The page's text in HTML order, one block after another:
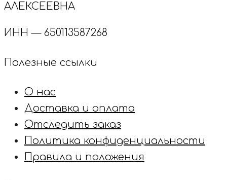
АЛЕКСЕЕВНА
ИНН — 650113587268
Полезные ссылки
О нас
Доставка и оплата
Отследить заказ
Политика конфиденциальности
Правила и положения